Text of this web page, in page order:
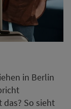
in Berlin
das? So sieht